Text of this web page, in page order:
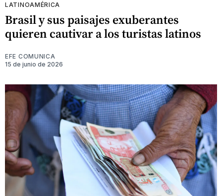
LATINOAMÉRICA
Brasil y sus paisajes exuberantes
quieren cautivar a los turistas latinos
EFE COMUNICA
15 de junio de 2026